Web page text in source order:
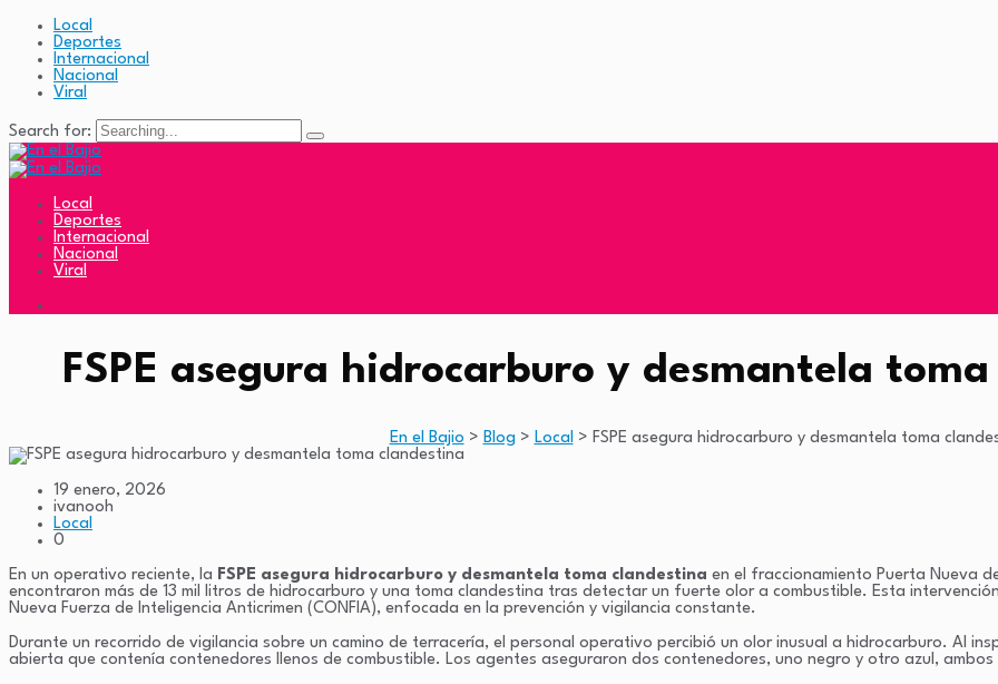
Local
Deportes
Internacional
Nacional
Viral
Search for:
Local
Deportes
Internacional
Nacional
Viral
FSPE asegura hidrocarburo y desmantela
En el Bajio > Blog> Local > FSPE asegura hidrocarburo y desmantela toma
19 enero, 2026
ivanooh
Local
0
En un operativo reciente, la FSPE asegura hidrocarburo y desmantela toma clandestina en el fraccionamiento Puerta Nueva
encontraron más de 13 mil litros de hidrocarburo y una toma clandestina tras detectar un fuerte olor a combustible. Esta
Nueva Fuerza de Inteligencia Anticrimen (CONFIA), enfocada en la prevención y vigilancia constante.
Durante un recorrido de vigilancia sobre un camino de terracería, el personal operativo percibió un olor inusual a hidrocarburo. Al
abierta que contenía contenedores llenos de combustible. Los agentes aseguraron dos contenedores, uno negro y otro azul,